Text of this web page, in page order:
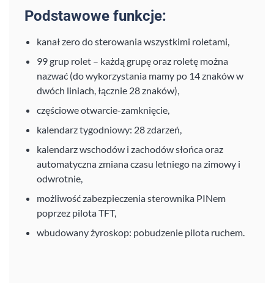
Podstawowe funkcje:
kanał zero do sterowania wszystkimi roletami,
99 grup rolet – każdą grupę oraz roletę można
nazwać (do wykorzystania mamy po 14 znaków w
dwóch liniach, łącznie 28 znaków),
częściowe otwarcie-zamknięcie,
kalendarz tygodniowy: 28 zdarzeń,
kalendarz wschodów i zachodów słońca oraz
automatyczna zmiana czasu letniego na zimowy i
odwrotnie,
możliwość zabezpieczenia sterownika PINem
poprzez pilota TFT,
wbudowany żyroskop: pobudzenie pilota ruchem.